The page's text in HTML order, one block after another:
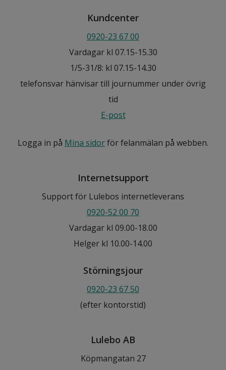
Kundcenter
0920-23 67 00
Vardagar kl 07.15-15.30
1/5-31/8: kl 07.15-14.30
telefonsvar hänvisar till journummer under övrig
tid
E-post
Logga in på Mina sidorför felanmälan på webben.
Internetsupport
Support för Lulebos internetleverans
0920-52 00 70
Vardagar kl 09.00-18.00
Helger kl 10.00-14.00
Störningsjour
0920-23 67 50
(efter kontorstid)
Lulebo AB
Köpmangatan 27